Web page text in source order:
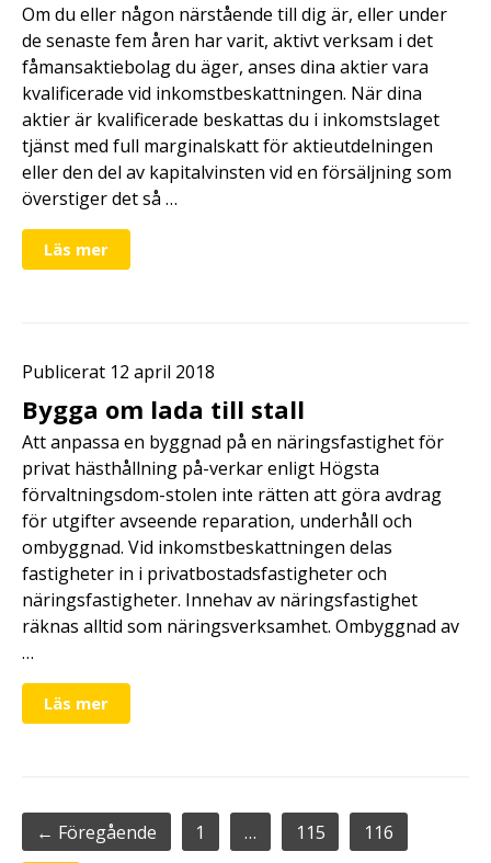
Om du eller någon närstående till dig är, eller under
de senaste fem åren har varit, aktivt verksam i det
fåmansaktiebolag du äger, anses dina aktier vara
kvalificerade vid inkomstbeskattningen. När dina
aktier är kvalificerade beskattas du i inkomstslaget
tjänst med full marginalskatt för aktieutdelningen
eller den del av kapitalvinsten vid en försäljning som
överstiger det så …
Läs mer
Publicerat 12 april 2018
Bygga om lada till stall
Att anpassa en byggnad på en näringsfastighet för
privat hästhållning på-verkar enligt Högsta
förvaltningsdom-stolen inte rätten att göra avdrag
för utgifter avseende reparation, underhåll och
ombyggnad. Vid inkomstbeskattningen delas
fastigheter in i privatbostadsfastigheter och
näringsfastigheter. Innehav av näringsfastighet
räknas alltid som näringsverksamhet. Ombyggnad av
…
Läs mer
← Föregående 1 … 115 116